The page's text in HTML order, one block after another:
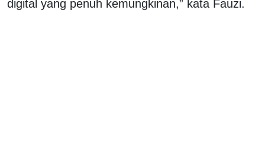
digital yang penuh kemungkinan,” kata Fauzi.